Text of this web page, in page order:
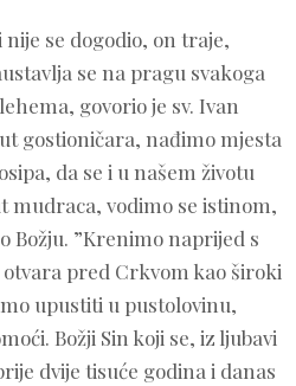
se dogodio, on traje,
se na pragu svakoga
govorio je sv. Ivan
gostioničara, nađimo mjesta
da se i u našem životu
mudraca, vodimo se istinom,
Božju. ”Krenimo naprijed s
pred Crkvom kao široki
upustiti u pustolovinu,
Božji Sin koji se, iz ljubavi
dvije tisuće godina i danas